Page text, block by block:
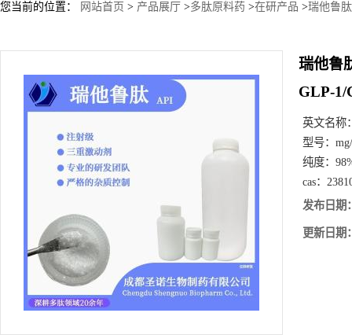
您当前的位置： 网站首页 > 产品展厅 >多肽原料药 >在研产品 >瑞他鲁
瑞他鲁
GLP-1/
英文名称
型号：
纯度：
cas：
发布日期
更新日期